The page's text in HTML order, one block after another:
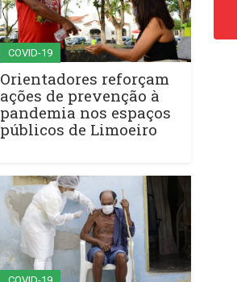
COVID-19
Orientadores reforçam
ações de prevenção à
pandemia nos espaços
públicos de Limoeiro